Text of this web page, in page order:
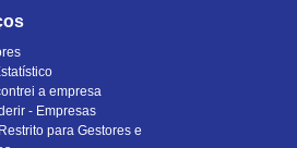
a empresa
- Empresas
para Gestores e